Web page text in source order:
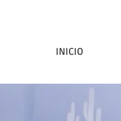
INICIO